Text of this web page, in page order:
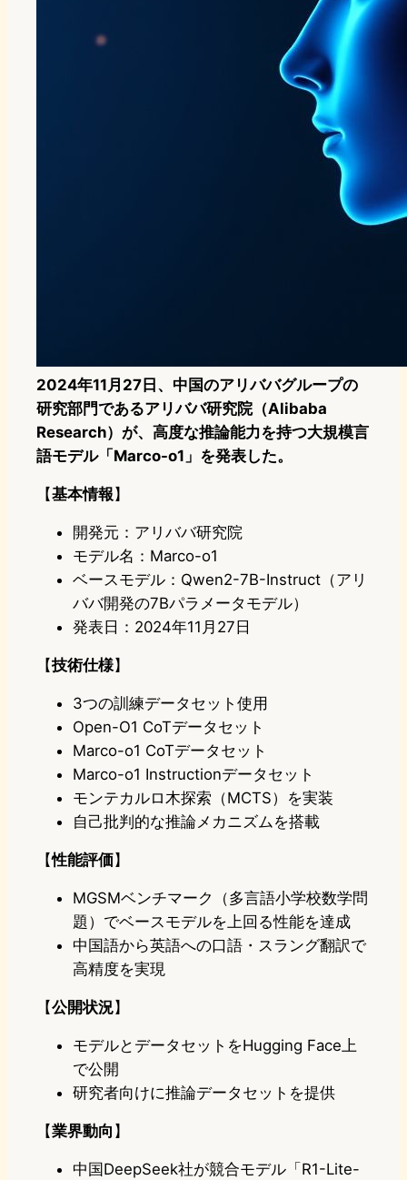
2024年11月27日、中国のアリババグループの
研究部門であるアリババ研究院（Alibaba
Research）が、高度な推論能力を持つ大規模言
語モデル「Marco-o1」を発表した。
【基本情報 】
開発元：アリババ研究院
モデル名：Marco-o1
ベースモデル：Qwen2-7B-Instruct（アリ
ババ開発の7Bパラメータモデル）
発表日：2024年11月27日
【技術仕様】
3つの訓練データセット使用
Open-O1 CoTデータセット
Marco-o1 CoTデータセット
Marco-o1 Instructionデータセット
モンテカルロ木探索（MCTS）を実装
自己批判的な推論メカニズムを搭載
【性能評価】
MGSMベンチマーク（多言語小学校数学問
題）でベースモデルを上回る性能を達成
中国語から英語への口語・スラング翻訳で
高精度を実現
【公開状況】
モデルとデータセットをHugging Face上
で公開
研究者向けに推論データセットを提供
【業界動向 】
中国DeepSeek社が競合モデル「R1-Lite-